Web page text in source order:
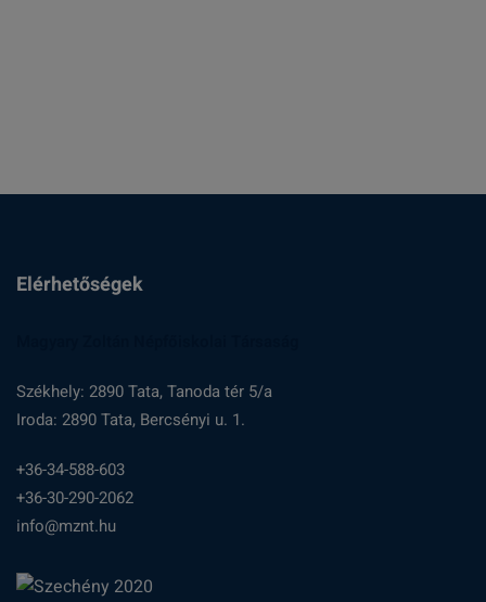
Elérhetőségek
Székhely: 2890 Tata, Tanoda tér 5/a
Iroda: 2890 Tata, Bercsényi u. 1.
+36-34-588-603
+36-30-290-2062
info@mznt.hu